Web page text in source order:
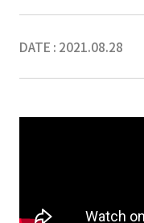
DATE : 2021.08.28